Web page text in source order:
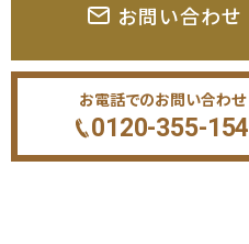
お問い合わせ
お電話でのお問い合わせ
0120-355-154